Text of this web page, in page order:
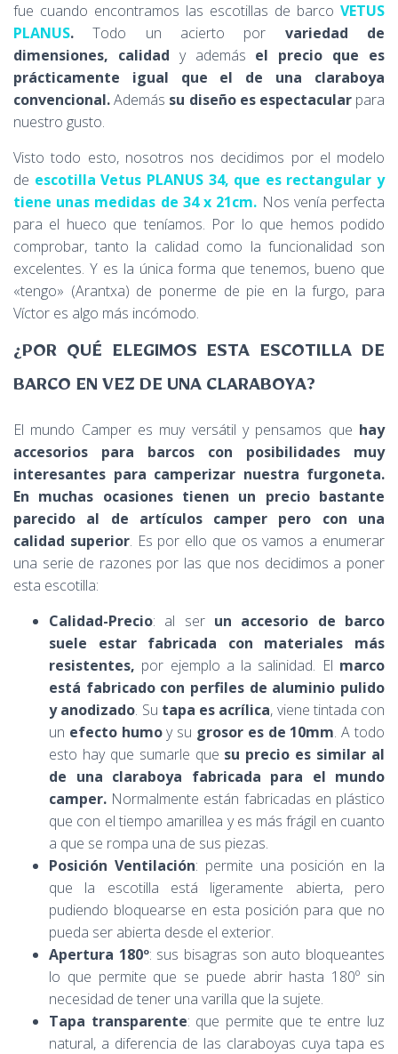
fue cuando encontramos las escotillas de barco VETUS
PLANUS.Todo un acierto por variedad de
dimensiones, calidad y además el precio que es
prácticamente igual que el de una claraboya
convencional.Además su diseño es espectacularpara
nuestro gusto.
Visto todo esto, nosotros nos decidimos por el modelo
de escotilla Vetus PLANUS 34, que es rectangular y
tiene unas medidas de 34 x 21cm. Nos venía perfecta
para el hueco que teníamos. Por lo que hemos podido
comprobar, tanto la calidad como la funcionalidad son
excelentes. Y es la única forma que tenemos, bueno que
«tengo» (Arantxa) de ponerme de pie en la furgo, para
Víctor es algo más incómodo.
¿POR QUÉ ELEGIMOS ESTA ESCOTILLA DE
BARCO EN VEZ DE UNA CLARABOYA?
El mundo Camper es muy versátil y pensamos que hay
accesorios para barcos con posibilidades muy
interesantes para camperizar nuestra furgoneta.
En muchas ocasiones tienen un precio bastante
parecido al de artículos camper pero con una
calidad superior. Es por ello que os vamos a enumerar
una serie de razones por las que nos decidimos a poner
esta escotilla:
Calidad-Precio: al ser un accesorio de barco
suele estar fabricada con materiales más
resistentes, por ejemplo a la salinidad. El marco
está fabricado con perfiles de aluminio pulido
y anodizado. Su tapa es acrílica, viene tintada con
un efecto humoy su grosor es de 10mm. A todo
esto hay que sumarle que su precio es similar al
de una claraboya fabricada para el mundo
camper. Normalmente están fabricadas en plástico
que con el tiempo amarillea y es más frágil en cuanto
a que se rompa una de sus piezas.
Posición Ventilación: permite una posición en la
que la escotilla está ligeramente abierta, pero
pudiendo bloquearse en esta posición para que no
pueda ser abierta desde el exterior.
Apertura 180º: sus bisagras son auto bloqueantes
lo que permite que se puede abrir hasta 180º sin
necesidad de tener una varilla que la sujete.
Tapa transparente: que permite que te entre luz
natural, a diferencia de las claraboyas cuya tapa es